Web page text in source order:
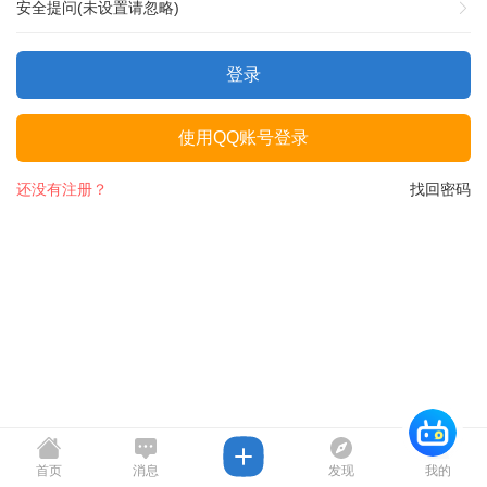
安全提问(未设置请忽略)
登录
使用QQ账号登录
找回密码
还没有注册？
首页 消息 发现 我的